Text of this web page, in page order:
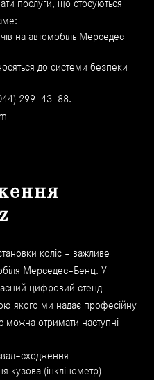
послуги, що стосуються
на автомобіль Мерседес
до системи безпеки
299–43–88.
коліс – важливе
Мерседес–Бенц. У
цифровий стенд
якого ми надає професійну
отримати наступні
кузова (інклінометр)